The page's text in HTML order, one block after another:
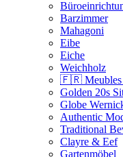
Barzimmer
Mahagoni
Eibe
Eiche
Weichholz
🇫🇷 Meubles
Golden 20s
Globe
Authentic
Traditional
Clayre & Eef
Gartenmöbel